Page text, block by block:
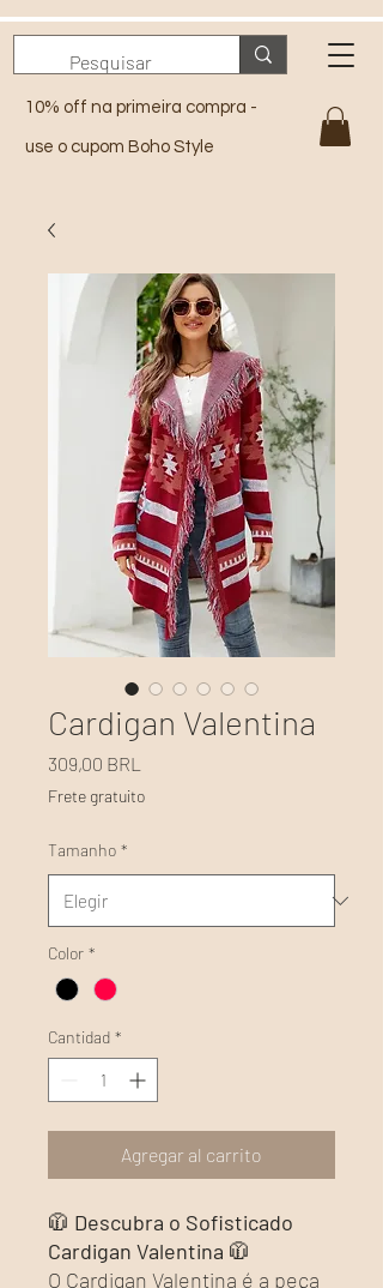
10% off na primeira compra -
use o cupom Boho Style
Cardigan Valentina
309,00 BRL
Frete gratuito
Tamanho *
Color *
Cantidad *
Agregar al carrito
🧥 Descubra o Sofisticado
Cardigan Valentina 🧥
O Cardigan Valentina é a peça